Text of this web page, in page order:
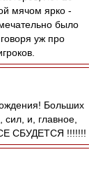
мячом ярко -
было
уж про
Больших
сил, и, главное,
СБУДЕТСЯ !!!!!!!